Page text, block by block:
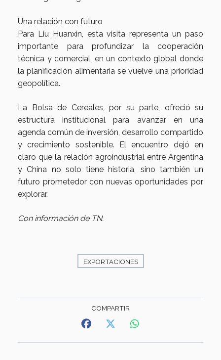
Una relación con futuro
Para Liu Huanxin, esta visita representa un paso
importante para profundizar la cooperación
técnica y comercial, en un contexto global donde
la planificación alimentaria se vuelve una prioridad
geopolítica.
La Bolsa de Cereales, por su parte, ofreció su
estructura institucional para avanzar en una
agenda común de inversión, desarrollo compartido
y crecimiento sostenible. El encuentro dejó en
claro que la relación agroindustrial entre Argentina
y China no solo tiene historia, sino también un
futuro prometedor con nuevas oportunidades por
explorar.
Con información de TN.
EXPORTACIONES